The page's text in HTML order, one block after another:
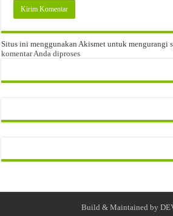
Situs ini menggunakan Akismet untuk mengurangi
komentar Anda diproses
Build & Maintained by